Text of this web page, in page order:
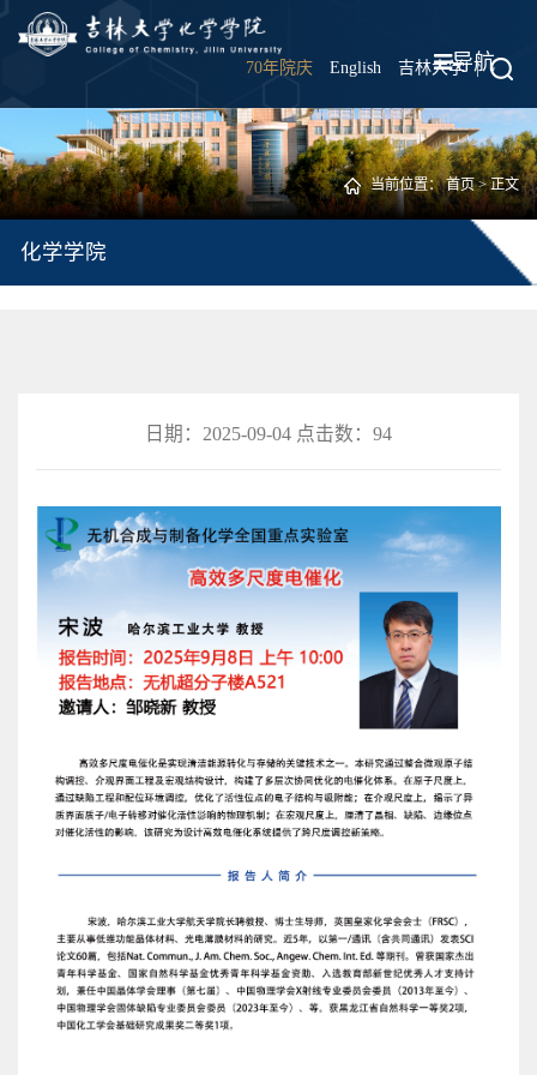
70年院庆 English 吉林大学 |
导航
当前位置：首页> 正文
化学学院
日期：2025-09-04 点击数： 94